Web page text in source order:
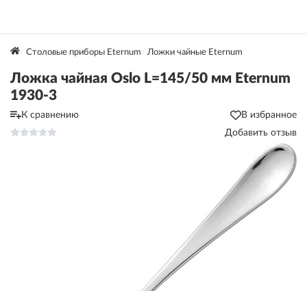
Столовые приборы Eternum Ложки чайные Eternum
Ложка чайная Oslo L=145/50 мм Eternum
1930-3
К сравнению
В избранное
Добавить отзыв